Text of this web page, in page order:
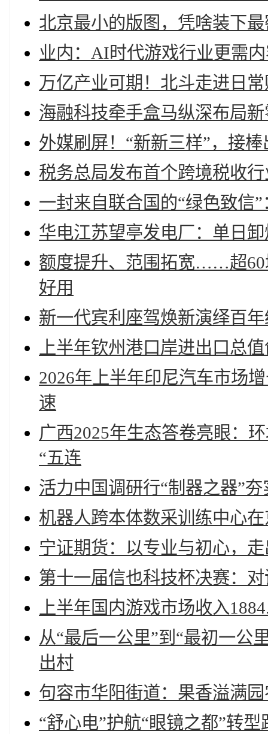
北京最小的版图，凭啥装下
业内：AI时代游戏行业更需
万亿产业可期！北斗走进日
海融科技牵手盒马纵深布局
外媒刷屏！“新新三样”，接棒
税务总局发布首个跨境税收
一封来自联合国的“绿色致信
华电江苏望亭发电厂：单日
额度提升、范围拓宽……超60
好用
新一代宾利座驾焕新演绎百
上半年钦州港口岸进出口总
2026年上半年印尼汽车市场
速
广西2025年生态答卷亮眼：
“五连
活力中国调研行“制器之器”
机器人跨本体数采训练中心
宁证期货：以专业与初心，
第十一届信也科技杯决赛：
上半年国内游戏市场收入
从“最后一公里”到“最初一公
出村
句容市华阳街道：果香溢满
“舒心电”护航“眼镜之都”转型